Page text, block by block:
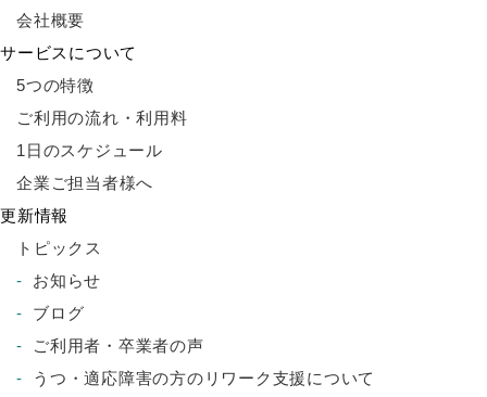
会社概要
サービスについて
5つの特徴
ご利用の流れ・利用料
1日のスケジュール
企業ご担当者様へ
更新情報
トピックス
お知らせ
ブログ
ご利用者・卒業者の声
うつ・適応障害の方のリワーク支援について